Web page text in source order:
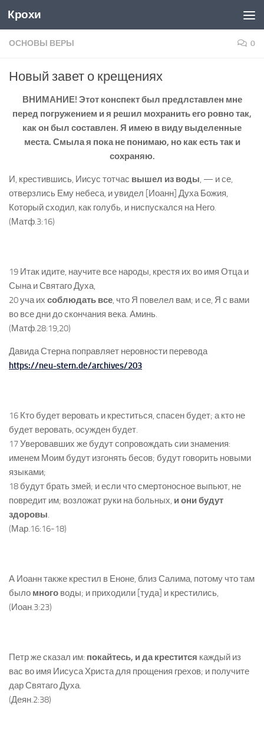
Skip to content
Крохи
ОСНОВЫ ВЕРЫ 0
Новый завет о крещениях
ВНИМАНИЕ! Этот конспект был предлставлен мне
перед погружением и я решил мохранить его ровно так,
как он был составлен. Я имею в виду выделенные
места. Смыла я пока не понимаю, но как есть так и
сохраняю.
И, крестившись, Иисус тотчас вышел из воды, — и се,
отверзлись Ему небеса, и увидел [Иоанн] Духа Божия,
Который сходил, как голубь, и ниспускался на Него.
(Матф.3:16)
19 Итак идите, научите все народы, крестя их во имя Отца и
Сына и Святаго Духа,
20 уча их соблюдать все, что Я повелел вам; и се, Я с вами
во все дни до скончания века. Аминь.
(Матф.28:19,20)
Давида Стерна поправляет неровности перевода
https://neu-stern.de/archives/203
16 Кто будет веровать и креститься, спасен будет; а кто не
будет веровать, осужден будет.
17 Уверовавших же будут сопровождать сии знамения:
именем Моим будут изгонять бесов; будут говорить новыми
языками;
18 будут брать змей; и если что смертоносное выпьют, не
повредит им; возложат руки на больных, и они будут
здоровы.
(Мар.16:16-18)
А Иоанн также крестил в Еноне, близ Салима, потому что там
было много воды; и приходили [туда] и крестились,
(Иоан.3:23)
Петр же сказал им: покайтесь, и да крестится каждый из
вас во имя Иисуса Христа для прощения грехов; и получите
дар Святаго Духа.
(Деян.2:38)